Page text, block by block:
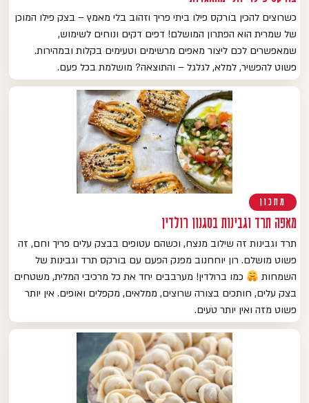
כשרוצים להכין בורקס פילו ביתי פריך וזהוב בלי מאמץ – בצק פילו המוכן
של שמרית הוא הפתרון המושלם! דפים דקים ונוחים לשימוש,
שמאפשרים לכם ליצור מאפים מרשימים וטעימים בקלות ובמהירות.
פשוט להפשיר, למלא, לגלגל – והתוצאה? מושלמת בכל פעם.
מתכון
מאפה תרד וגבינות בסגנון רולדין
תרד וגבינות זה שילוב מנצח, וכשהם עטופים בבצק עלים פריך וחם, זה
פשוט מושלם. רון יוחחנוב מפנק הפעם עם בורקס תרד וגבינות של
השמחות
כמו ברולדין! מערבבים יחד את כל מרכיבי המלית, משטחים
בצק עלים, חותכים בצורה שרוצים, ממלאים, מקפלים ואופים. אין יותר
פשוט מזה ואין יותר טעים.